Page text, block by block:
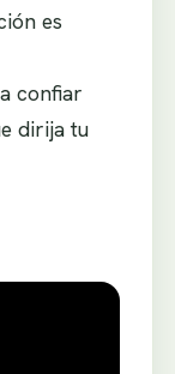
es
confiar
dirija tu